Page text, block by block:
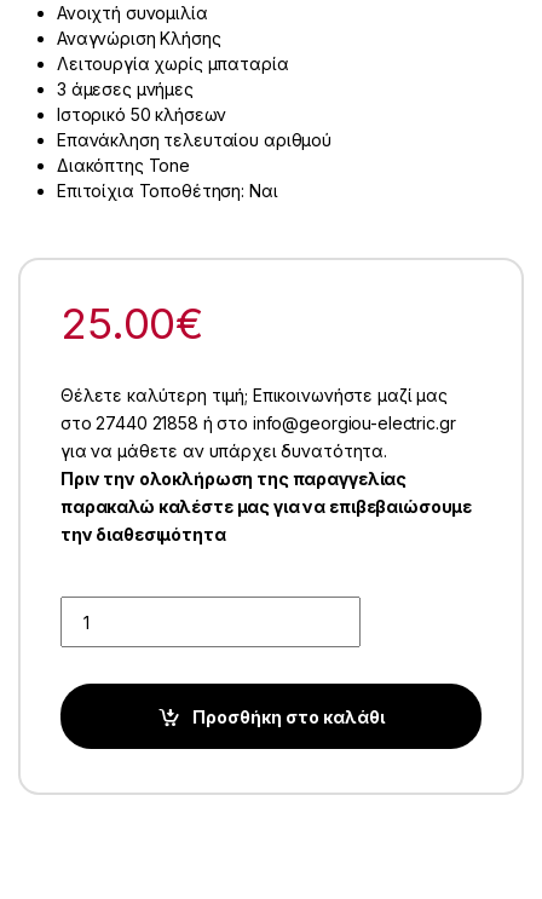
Ανοιχτή συνομιλία
Αναγνώριση Κλήσης
Λειτουργία χωρίς μπαταρία
3 άμεσες μνήμες
Ιστορικό 50 κλήσεων
Επανάκληση τελευταίου αριθμού
Διακόπτης Tone
Επιτοίχια Τοποθέτηση: Ναι
25.00€
Θέλετε καλύτερη τιμή; Επικοινωνήστε μαζί μας
στο 27440 21858 ή στο info@georgiou-electric.gr
για να μάθετε αν υπάρχει δυνατότητα.
Πριν την ολοκλήρωση της παραγγελίας
παρακαλώ καλέστε μας για να επιβεβαιώσουμε
την διαθεσιμότητα
Προσθήκη στο καλάθι